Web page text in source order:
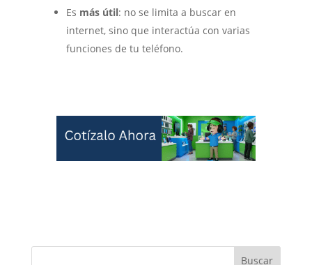
Es más útil: no se limita a buscar en
internet, sino que interactúa con varias
funciones de tu teléfono.
Buscar